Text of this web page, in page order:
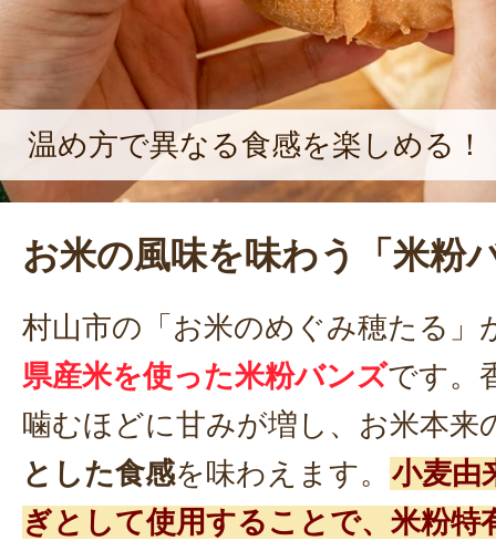
温め方で異なる食感を楽しめる！
お米の風味を味わう「米粉
村山市の「お米のめぐみ穂たる」
県産米を使った米粉バンズです。
噛むほどに甘みが増し、お米本来
とした食感を味わえます。 小麦由
ぎとして使用することで、米粉特